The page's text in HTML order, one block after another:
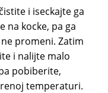
i iseckajte ga
na kocke, pa ga
promeni. Zatim
i nalijte malo
pobiberite,
temperaturi.